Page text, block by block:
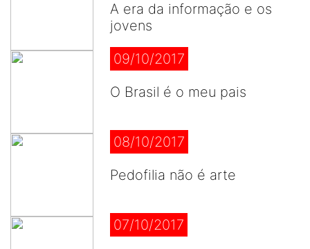
A era da informação e os
jovens
09/10/2017
O Brasil é o meu pais
08/10/2017
Pedofilia não é arte
07/10/2017